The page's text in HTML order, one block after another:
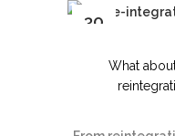
30
What